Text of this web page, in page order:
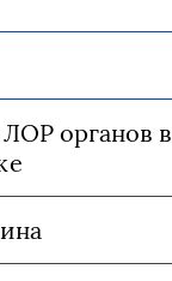
ЛОР органов в